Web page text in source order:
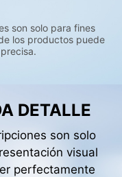
son solo para fines
los productos puede
DETALLE
son solo
visual
perfectamente